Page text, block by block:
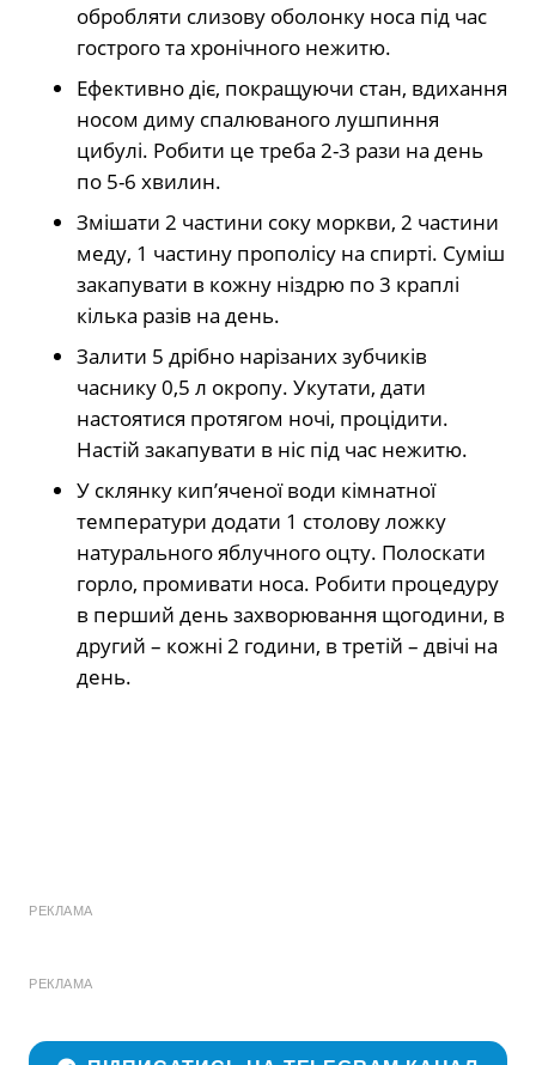
обробляти слизову оболонку носа під час
гострого та хронічного нежитю.
Ефективно діє, покращуючи стан, вдихання
носом диму спалюваного лушпиння
цибулі. Робити це треба 2-3 рази на день
по 5-6 хвилин.
Змішати 2 частини соку моркви, 2 частини
меду, 1 частину прополісу на спирті. Суміш
закапувати в кожну ніздрю по 3 краплі
кілька разів на день.
Залити 5 дрібно нарізаних зубчиків
часнику 0,5 л окропу. Укутати, дати
настоятися протягом ночі, процідити.
Настій закапувати в ніс під час нежитю.
У склянку кип’яченої води кімнатної
температури додати 1 столову ложку
натурального яблучного оцту. Полоскати
горло, промивати носа. Робити процедуру
в перший день захворювання щогодини, в
другий – кожні 2 години, в третій – двічі на
день.
РЕКЛАМА
РЕКЛАМА